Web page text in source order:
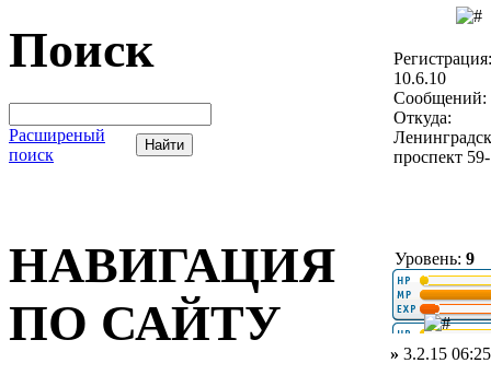
Поиск
Расширеный
поиск
НАВИГАЦИЯ
ПО САЙТУ
Регистрация:
10.6.10
Сообщений:
Откуда:
проспект
Уровень: 9
» 3.2.15 06:25